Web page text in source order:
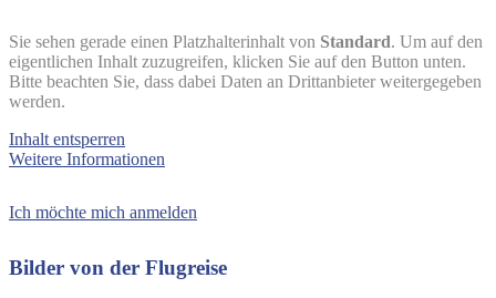
Sie sehen gerade einen Platzhalterinhalt von Standard. Um auf den
eigentlichen Inhalt zuzugreifen, klicken Sie auf den Button unten.
Bitte beachten Sie, dass dabei Daten an Drittanbieter weitergegeben
werden.
Inhalt entsperren
Weitere Informationen
Ich möchte mich anmelden
Bilder von der Flugreise